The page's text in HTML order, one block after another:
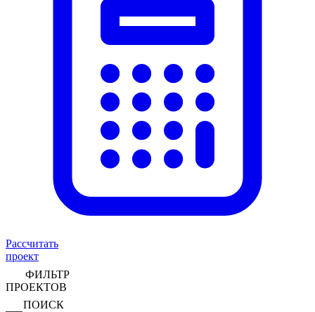
Рассчитать
проект
ФИЛЬТР
ПРОЕКТОВ
ПОИСК